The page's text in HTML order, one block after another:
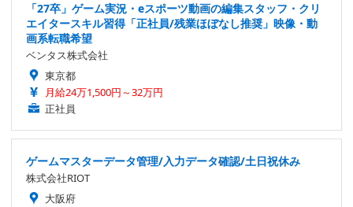
「27卒」ゲーム実況・eスポーツ動画の編集スタッフ・クリ
エイタースキル習得「正社員/残業ほぼなし推奨」映像・動
画系転職希望
ベンタス株式会社
東京都
月給24万1,500円～32万円
正社員
ゲームマスターデータ管理/入力データ確認/土日祝休み
株式会社RIOT
大阪府